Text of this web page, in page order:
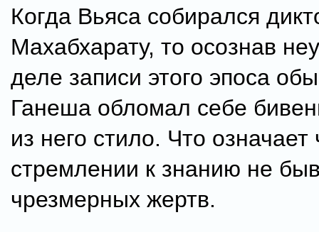
Когда Вьяса собирался
Махабхарату, то осознав
деле записи этого эпоса
Ганеша обломал себе
из него стило. Что означает
стремлении к знанию не
чрезмерных жертв.